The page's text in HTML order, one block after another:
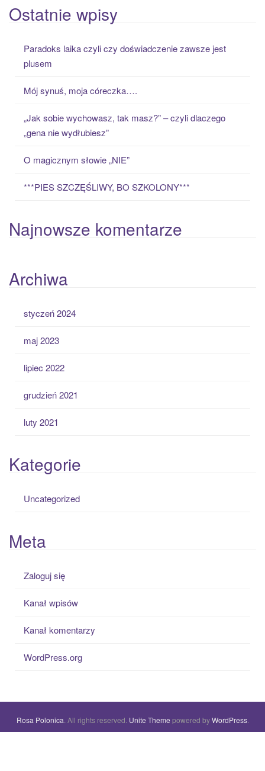
a
r
Ostatnie wpisy
Paradoks laika czyli czy doświadczenie zawsze jest
plusem
Mój synuś, moja córeczka….
„Jak sobie wychowasz, tak masz?” – czyli dlaczego
„gena nie wydłubiesz”
O magicznym słowie „NIE”
***PIES SZCZĘŚLIWY, BO SZKOLONY***
Najnowsze komentarze
Archiwa
styczeń 2024
maj 2023
lipiec 2022
grudzień 2021
luty 2021
Kategorie
Uncategorized
Meta
Zaloguj się
Kanał wpisów
Kanał komentarzy
WordPress.org
Rosa Polonica . All rights reserved. Unite Theme powered byWordPress.